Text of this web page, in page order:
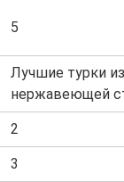
5
Лучшие турки из
нержавеющей
2
3